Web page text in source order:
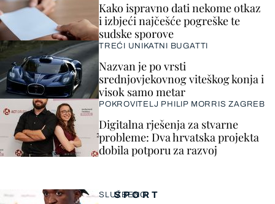
SPORT
SLUŽBENO
Kako ispravno dati nekome otkaz
i izbjeći najčešće pogreške te
sudske sporove
TREĆI UNIKATNI BUGATTI
Nazvan je po vrsti
srednjovjekovnog viteškog konja i
visok samo metar
POKROVITELJ PHILIP MORRIS ZAGREB
Digitalna rješenja za stvarne
probleme: Dva hrvatska projekta
dobila potporu za razvoj